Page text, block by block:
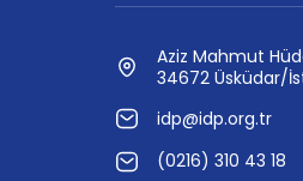
Aziz Mahmut
34672 Üsküdar/
idp@idp.org.tr
(0216) 310 43 18